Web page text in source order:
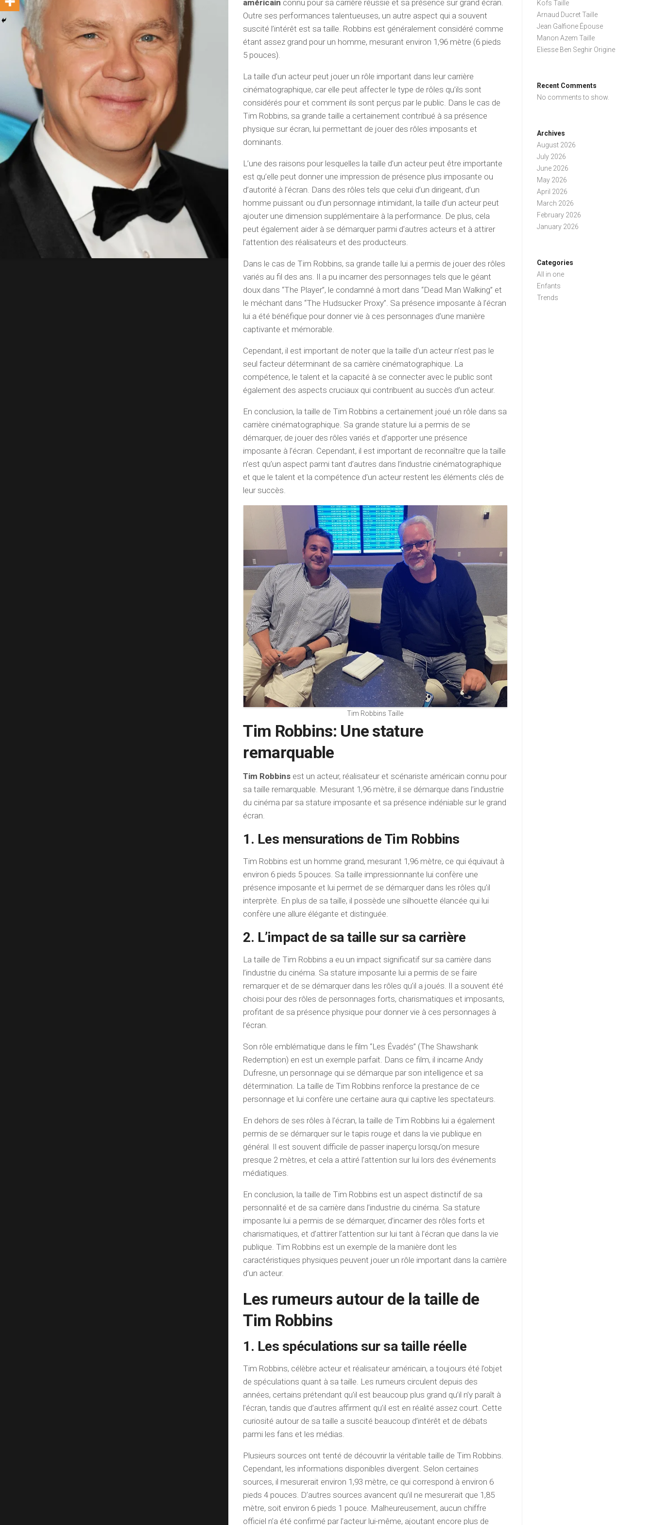
américain connu pour sa carrière réussie et sa présence sur grand écran.
Outre ses performances talentueuses, un autre aspect qui a souvent
suscité l’intérêt est sa taille. Robbins est généralement considéré comme
étant assez grand pour un homme, mesurant environ 1,96 mètre (6 pieds
5 pouces).
La taille d’un acteur peut jouer un rôle important dans leur carrière
cinématographique, car elle peut affecter le type de rôles qu’ils sont
considérés pour et comment ils sont perçus par le public. Dans le cas de
Tim Robbins, sa grande taille a certainement contribué à sa présence
physique sur écran, lui permettant de jouer des rôles imposants et
dominants.
L’une des raisons pour lesquelles la taille d’un acteur peut être importante
est qu’elle peut donner une impression de présence plus imposante ou
d’autorité à l’écran. Dans des rôles tels que celui d’un dirigeant, d’un
homme puissant ou d’un personnage intimidant, la taille d’un acteur peut
ajouter une dimension supplémentaire à la performance. De plus, cela
peut également aider à se démarquer parmi d’autres acteurs et à attirer
l’attention des réalisateurs et des producteurs.
Dans le cas de Tim Robbins, sa grande taille lui a permis de jouer des rôles
variés au fil des ans. Il a pu incarner des personnages tels que le géant
doux dans “The Player”, le condamné à mort dans “Dead Man Walking” et
le méchant dans “The Hudsucker Proxy”. Sa présence imposante à l’écran
lui a été bénéfique pour donner vie à ces personnages d’une manière
captivante et mémorable.
Cependant, il est important de noter que la taille d’un acteur n’est pas le
seul facteur déterminant de sa carrière cinématographique. La
compétence, le talent et la capacité à se connecter avec le public sont
également des aspects cruciaux qui contribuent au succès d’un acteur.
En conclusion, la taille de Tim Robbins a certainement joué un rôle dans sa
carrière cinématographique. Sa grande stature lui a permis de se
démarquer, de jouer des rôles variés et d’apporter une présence
imposante à l’écran. Cependant, il est important de reconnaître que la taille
n’est qu’un aspect parmi tant d’autres dans l’industrie cinématographique
et que le talent et la compétence d’un acteur restent les éléments clés de
leur succès.
Tim Robbins Taille
Tim Robbins: Une stature
remarquable
Tim Robbins est un acteur, réalisateur et scénariste américain connu pour
sa taille remarquable. Mesurant 1,96 mètre, il se démarque dans l’industrie
du cinéma par sa stature imposante et sa présence indéniable sur le grand
écran.
1. Les mensurations de Tim Robbins
Tim Robbins est un homme grand, mesurant 1,96 mètre, ce qui équivaut à
environ 6 pieds 5 pouces. Sa taille impressionnante lui confère une
présence imposante et lui permet de se démarquer dans les rôles qu’il
interprète. En plus de sa taille, il possède une silhouette élancée qui lui
confère une allure élégante et distinguée.
2. L’impact de sa taille sur sa carrière
La taille de Tim Robbins a eu un impact significatif sur sa carrière dans
l’industrie du cinéma. Sa stature imposante lui a permis de se faire
remarquer et de se démarquer dans les rôles qu’il a joués. Il a souvent été
choisi pour des rôles de personnages forts, charismatiques et imposants,
profitant de sa présence physique pour donner vie à ces personnages à
l’écran.
Son rôle emblématique dans le film “Les Évadés” (The Shawshank
Redemption) en est un exemple parfait. Dans ce film, il incarne Andy
Dufresne, un personnage qui se démarque par son intelligence et sa
détermination. La taille de Tim Robbins renforce la prestance de ce
personnage et lui confère une certaine aura qui captive les spectateurs.
En dehors de ses rôles à l’écran, la taille de Tim Robbins lui a également
permis de se démarquer sur le tapis rouge et dans la vie publique en
général. Il est souvent difficile de passer inaperçu lorsqu’on mesure
presque 2 mètres, et cela a attiré l’attention sur lui lors des événements
médiatiques.
En conclusion, la taille de Tim Robbins est un aspect distinctif de sa
personnalité et de sa carrière dans l’industrie du cinéma. Sa stature
imposante lui a permis de se démarquer, d’incarner des rôles forts et
charismatiques, et d’attirer l’attention sur lui tant à l’écran que dans la vie
publique. Tim Robbins est un exemple de la manière dont les
caractéristiques physiques peuvent jouer un rôle important dans la carrière
d’un acteur.
Les rumeurs autour de la taille de
Tim Robbins
1. Les spéculations sur sa taille réelle
Tim Robbins, célèbre acteur et réalisateur américain, a toujours été l’objet
de spéculations quant à sa taille. Les rumeurs circulent depuis des
années, certains prétendant qu’il est beaucoup plus grand qu’il n’y paraît à
l’écran, tandis que d’autres affirment qu’il est en réalité assez court. Cette
curiosité autour de sa taille a suscité beaucoup d’intérêt et de débats
parmi les fans et les médias.
Plusieurs sources ont tenté de découvrir la véritable taille de Tim Robbins.
Cependant, les informations disponibles divergent. Selon certaines
sources, il mesurerait environ 1,93 mètre, ce qui correspond à environ 6
pieds 4 pouces. D’autres sources avancent qu’il ne mesurerait que 1,85
mètre, soit environ 6 pieds 1 pouce. Malheureusement, aucun chiffre
officiel n’a été confirmé par l’acteur lui-même, ajoutant encore plus de
Kofs Taille
Arnaud Ducret Taille
Jean Galfione Épouse
Manon Azem Taille
Eliesse Ben Seghir Origine
Recent Comments
No comments to show.
Archives
August 2026
July 2026
June 2026
May 2026
April 2026
March 2026
February 2026
January 2026
Categories
All in one
Enfants
Trends